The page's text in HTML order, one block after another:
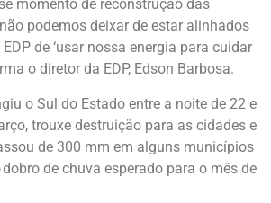
momento de reconstrução das
podemos deixar de estar alinhados
de ‘usar nossa energia para cuidar
o diretor da EDP, Edson Barbosa.
o Sul do Estado entre a noite de 22 e
trouxe destruição para as cidades e
de 300 mm em alguns municípios
de chuva esperado para o mês de